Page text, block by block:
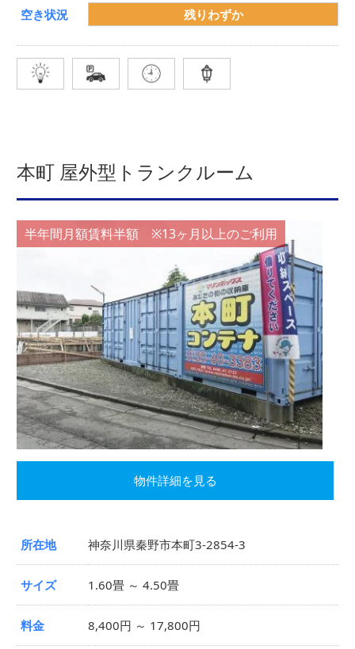
空き状況 残りわずか
本町 屋外型トランクルーム
半年間月額賃料半額 ※13ヶ月以上のご利用
物件詳細を見る
所在地 神奈川県秦野市本町3-2854-3
サイズ 1.60畳 ～ 4.50畳
料金 8,400円 ～ 17,800円